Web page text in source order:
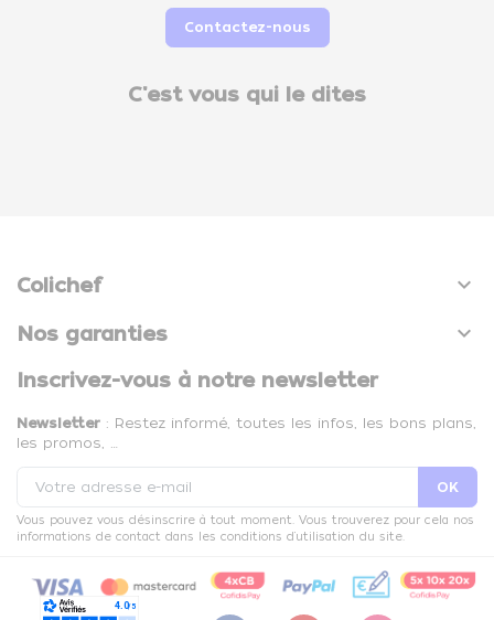
Contactez-nous
C'est vous qui le dites
Colichef 
Nos garanties 
Inscrivez-vous à notre newsletter
Newsletter : Restez informé, toutes les infos, les bons plans,
les promos, …
Vous pouvez vous désinscrire à tout moment. Vous trouverez pour cela nos
informations de contact dans les conditions d'utilisation du site.